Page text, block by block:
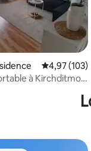
Évaluation
4,97 (103)
à Kirchditmold